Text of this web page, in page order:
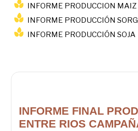
INFORME PRODUCCION
INFORME PRODUCCIÓN
INFORME PRODUCCIÓN SOJA
INFORME FINAL
ENTRE RIOS